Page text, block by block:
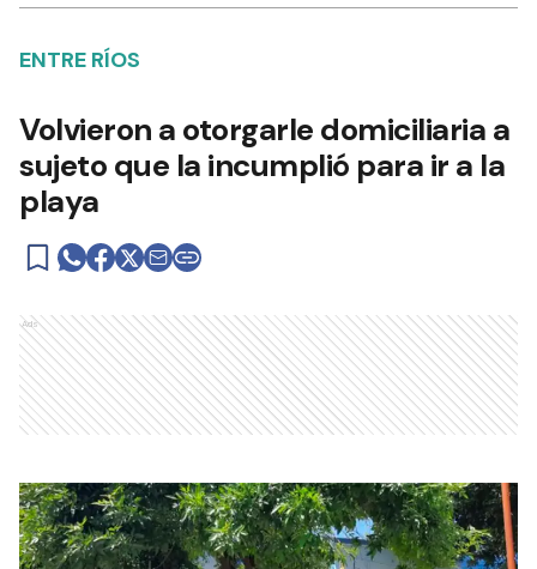
ENTRE RÍOS
Volvieron a otorgarle domiciliaria a
sujeto que la incumplió para ir a la
playa
Ads